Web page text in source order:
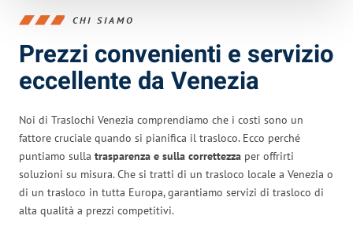
CHI SIAMO
Prezzi convenienti e servizio
eccellente da Venezia
Noi di Traslochi Venezia comprendiamo che i costi sono un
fattore cruciale quando si pianifica il trasloco. Ecco perché
puntiamo sulla trasparenza e sulla correttezza per offrirti
soluzioni su misura. Che si tratti di un trasloco locale a Venezia o
di un trasloco in tutta Europa, garantiamo servizi di trasloco di
alta qualità a prezzi competitivi.